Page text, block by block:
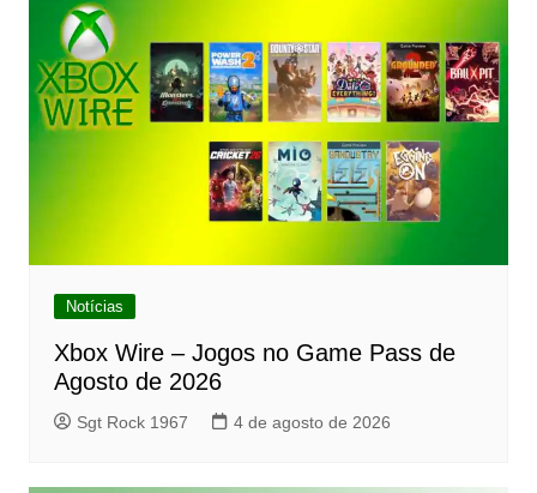
Notícias
Xbox Wire – Jogos no Game Pass de
Agosto de 2026
Sgt Rock 1967 4 de agosto de 2026